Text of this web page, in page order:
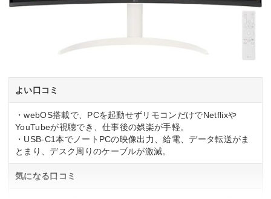
よい口コミ
・webOS搭載で、PCを起動せずリモコンだけでNetflixや
YouTubeが視聴でき、仕事後の娯楽が手軽。
・USB-C1本でノートPCの映像出力、給電、データ転送がま
とまり、デスク周りのケーブルが激減。
気になる口コミ